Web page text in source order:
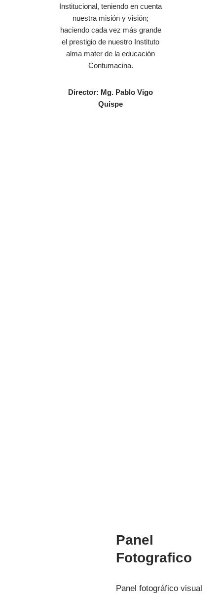
Institucional, teniendo en cuenta
nuestra misión y visión;
haciendo cada vez más grande
el prestigio de nuestro Instituto
alma mater de la educación
Contumacina.
Director: Mg. Pablo Vigo
Quispe
Panel
Fotografico
Panel fotográfico visual